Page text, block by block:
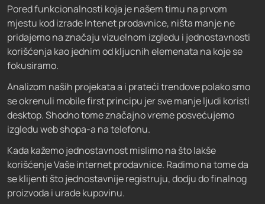
Pored funkcionalnosti koja je našem timu na prvom
mjestu kod izrade Intenet prodavnice, ništa manje ne
pridajemo na značaju vizuelnom izgledu i jednostavnosti
korišćenja kao jednim od kljucnih elemenata na koje se
fokusiramo.
Analizom naših projekata a i prateći trendove polako smo
se okrenuli mobile first principu jer sve manje ljudi koristi
desktop. Shodno tome značajno vreme posvećujemo
izgledu web shopa-a na telefonu.
Kada kažemo jednostavnost mislimo na što lakše
korišćenje Vaše internet prodavnice. Radimo na tome da
se klijenti što jednostavnije registruju, dodju do finalnog
proizvoda i urade kupovinu.